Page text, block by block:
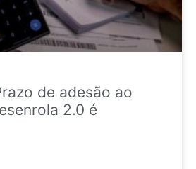
de adesão ao
2.0 é